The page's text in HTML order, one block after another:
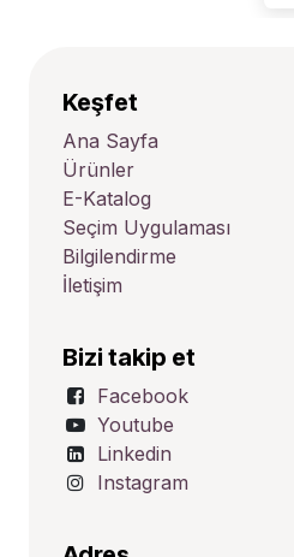
Keşfet
Ana Sayfa
Ürünler
E-Katalog
Seçim Uygulaması
Bilgilendirme
İletişim
Bizi takip et
Facebook
Youtube
Linkedin
Instagram